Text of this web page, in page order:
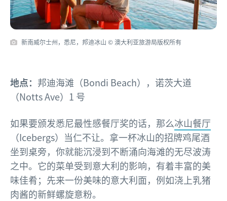
新南威尔士州，悉尼，邦迪冰山 © 澳大利亚旅游局版权所有
地点： 邦迪海滩（Bondi Beach），诺茨大道
（Notts Ave）1 号
如果要颁发悉尼最性感餐厅奖的话，那么冰山餐厅
（Icebergs）当仁不让。拿一杯冰山的招牌鸡尾酒
坐到桌旁，你就能沉浸到不断涌向海滩的无尽波涛
之中。它的菜单受到意大利的影响，有着丰富的美
味佳肴；先来一份美味的意大利面，例如浇上乳猪
肉酱的新鲜螺旋意粉。